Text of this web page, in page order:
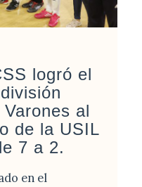
logró el
al
de la USIL
7 a 2.
en el